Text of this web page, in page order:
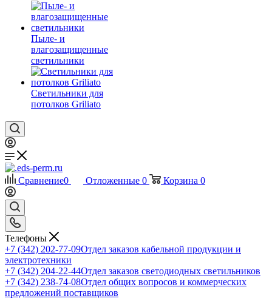
Пыле- и
влагозащищенные
светильники
Светильники для
потолков Griliato
Сравнение0 Отложенные 0 Корзина 0
Телефоны
+7 (342) 202-77-09Отдел заказов кабельной продукции и
электротехники
+7 (342) 204-22-44Отдел заказов светодиодных светильников
+7 (342) 238-74-08Отдел общих вопросов и коммерческих
предложений поставщиков